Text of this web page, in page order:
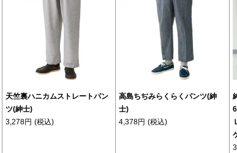
天竺裏ハニカムストレートパン
ツ(紳士)
3,278円 (税込)
高島ちぢみらくらくパンツ(紳
士)
4,378円 (税込)